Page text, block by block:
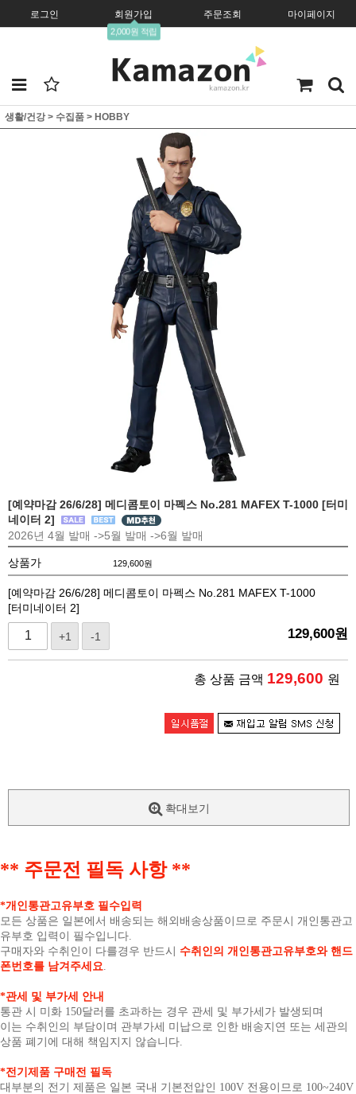
로그인 회원가입
2,000원 적립
주문조회 마이페이지
생활/건강> 수집품 > HOBBY
[예약마감 26/6/28] 메디콤토이 마펙스 No.281 MAFEX T-1000 [터미
네이터 2]
2026년 4월 발매 ->5월 발매 ->6월 발매
상품가 129,600원
[예약마감 26/6/28] 메디콤토이 마펙스 No.281 MAFEX T-1000
[터미네이터 2]
+1 -1 129,600원
총 상품 금액 129,600 원
확대보기
** 주문전 필독 사항 **
*개인통관고유부호 필수입력
모든 상품은 일본에서 배송되는 해외배송상품이므로 주문시 개인통관고
유부호 입력이 필수입니다.
구매자와 수취인이 다를경우 반드시 수취인의 개인통관고유부호와 핸드
폰번호를 남겨주세요
*관세 및 부가세 안내
통관 시 미화 150달러를 초과하는 경우 관세 및 부가세가 발생되며
이는 수취인의 부담이며 관부가세 미납으로 인한 배송지연 또는 세관의
상품 폐기에 대해 책임지지 않습니다.
*전기제품 구매전 필독
대부분의 전기 제품은 일본 국내 기본전압인 100V 전용이므로 100~240V